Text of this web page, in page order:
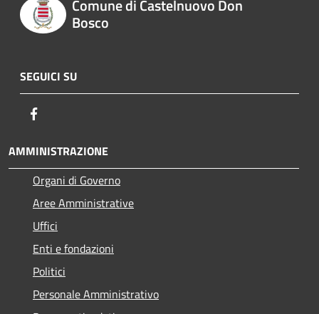
Comune di Castelnuovo Don
Bosco
SEGUICI SU
AMMINISTRAZIONE
Organi di Governo
Aree Amministrative
Uffici
Enti e fondazioni
Politici
Personale Amministrativo